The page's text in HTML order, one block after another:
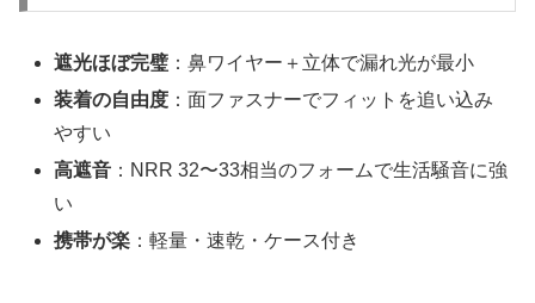
遮光ほぼ完璧 ：鼻ワイヤー＋立体で漏れ光が最小
装着の自由度 ：面ファスナーでフィットを追い込み
やすい
高遮音 ：NRR 32〜33相当のフォームで生活騒音に強
い
携帯が楽 ：軽量・速乾・ケース付き